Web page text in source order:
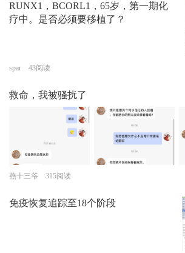
RUNX1，BCORL1，65岁，第一期化
疗中。是否必须要移植了？
spar 43阅读
救命，我被骚扰了
燕十三爷 315阅读
免疫恢复追踪至18个阶段